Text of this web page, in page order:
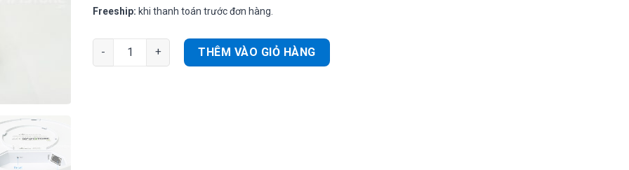
Freeship: khi thanh toán trước đơn hàng.
Ubiquiti UniFi U6 Pro(WiFi 6) | Wifi ốp trần 5300Mbps, tải 300user số lượng
THÊM VÀO GIỎ HÀNG